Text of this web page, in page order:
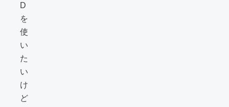
D
を
使
い
た
い
け
ど